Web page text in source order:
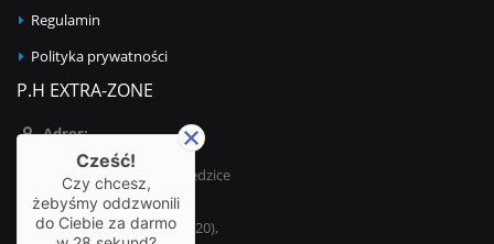
Regulamin
Polityka prywatności
P.H EXTRA-ZONE
Adres:
ul. Bestwińska 21
43-502 Czechowice-Dziedzice
Telefon:
32 215 69 64 (w godz. 8-20),
Cześć!
Czy chcesz,
żebyśmy oddzwonili
do Ciebie za darmo